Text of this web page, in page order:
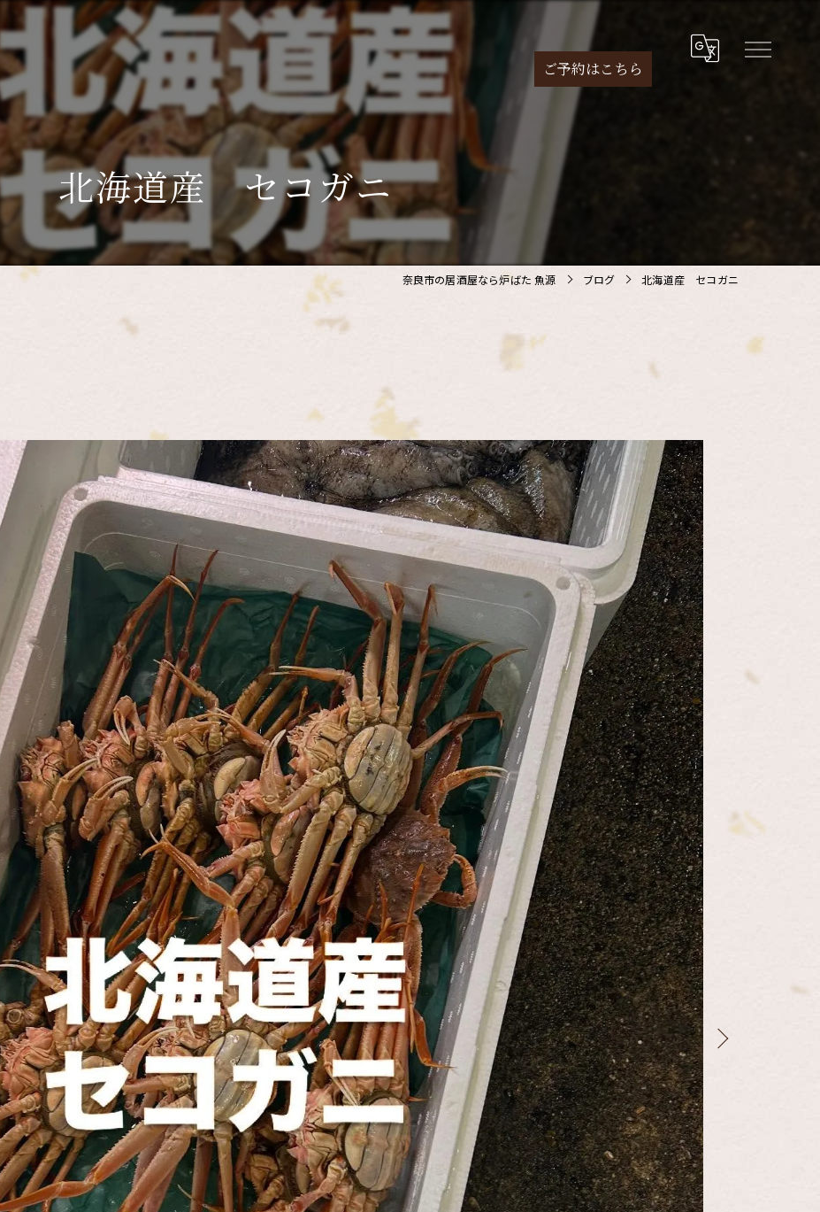
ご予約はこちら
北海道産 セコガニ
奈良市の居酒屋なら炉ばた 魚源 ブログ 北海道産 セコガニ